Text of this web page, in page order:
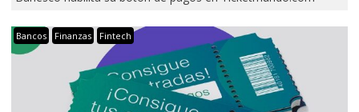
Bancos Finanzas Fintech